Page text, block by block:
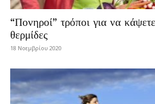
“Πονηροί” τρόποι για να
θερμίδες
18 Νοεμβρίου 2020